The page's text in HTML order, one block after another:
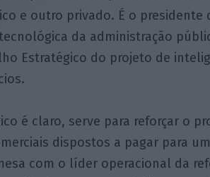
e outro privado. É o presidente
da administração
Estratégico do projeto de
é claro, serve para reforçar o
dispostos a pagar para
com o líder operacional da